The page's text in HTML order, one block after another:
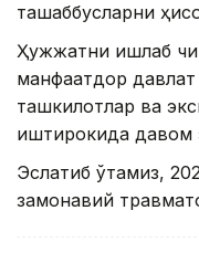
ташаббусларни
Ҳужжатни ишлаб
манфаатдор
ташкилотлар ва
иштирокида давом
Эслатиб ўтамиз,
замонавий